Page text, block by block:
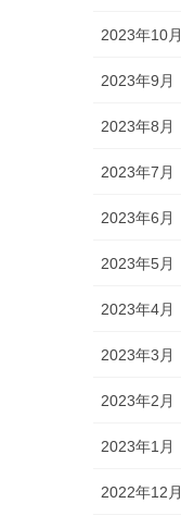
2023年10月
2023年9月
2023年8月
2023年7月
2023年6月
2023年5月
2023年4月
2023年3月
2023年2月
2023年1月
2022年12月